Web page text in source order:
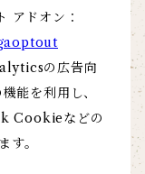
アドオン：
の広告向
能を利用し、
Cookieなどの
す。